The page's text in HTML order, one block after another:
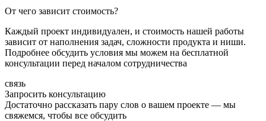
От чего зависит стоимость?
Каждый проект индивидуален, и стоимость нашей работы
зависит от наполнения задач, сложности продукта и ниши.
Подробнее обсудить условия мы можем на бесплатной
консультации перед началом сотрудничества
связь
Запросить консультацию
Достаточно рассказать пару слов о вашем проекте — мы
свяжемся, чтобы все обсудить